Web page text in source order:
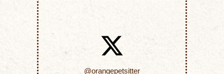
@orangepetsitter